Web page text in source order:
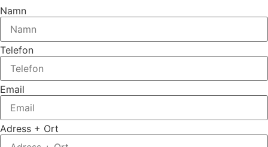
Namn
Telefon
Email
Adress + Ort